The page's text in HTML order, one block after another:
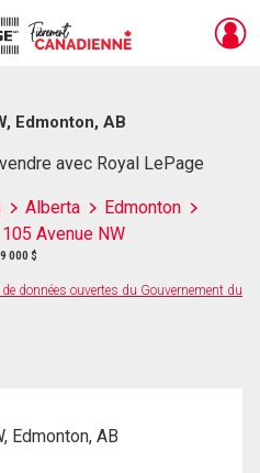
Edmonton, AB
avec Royal LePage
Alberta
Edmonton
Avenue NW
000 $
données ouvertes du Gouvernement du